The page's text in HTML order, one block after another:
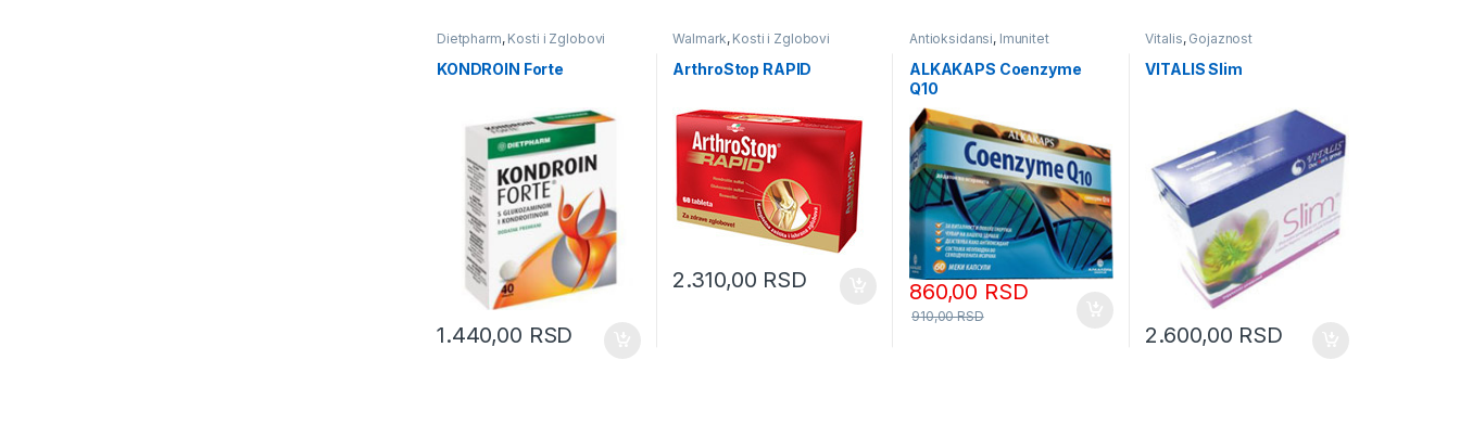
Dietpharm, Kosti i Zglobovi
KONDROIN Forte
1.440,00 RSD
Walmark, Kosti i Zglobovi
ArthroStop RAPID
2.310,00 RSD
Antioksidansi, Imunitet
ALKAKAPS Coenzyme
Q10
860,00 RSD
910,00RSD
Vitalis, Gojaznost
VITALIS Slim
2.600,00 RSD